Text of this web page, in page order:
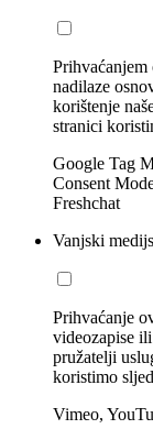
nadilaze
korištenje
stranici
Google Tag
Consent
Freshchat
Vanjski
Prihvaćanje
videozapise
pružatelji
koristimo
Vimeo,